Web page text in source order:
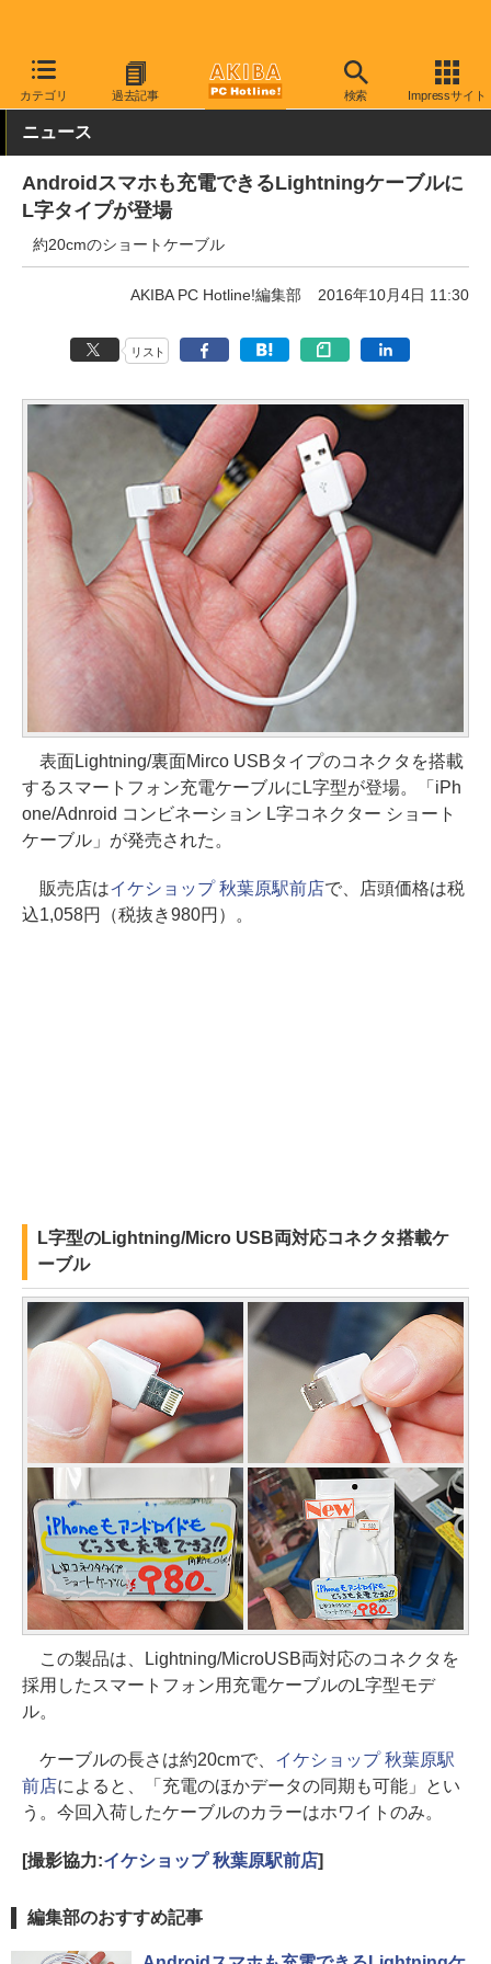
カテゴリ 過去記事 検索 Impressサイト
AKIBA PC Hotline! PC周辺機器 ケーブル Lightningケーブル
ニュース
Androidスマホも充電できるLightningケーブルに
L字タイプが登場
約20cmのショートケーブル
AKIBA PC Hotline!編集部 2016年10月4日 11:30
リスト
表面Lightning/裏面Mirco USBタイプのコネクタを搭載
するスマートフォン充電ケーブルにL字型が登場。「iPh
one/Adnroid コンビネーション L字コネクター ショート
ケーブル」が発売された。
販売店はイケショップ 秋葉原駅前店で、店頭価格は税
込1,058円（税抜き980円）。
L字型のLightning/Micro USB両対応コネクタ搭載ケ
ーブル
この製品は、Lightning/MicroUSB両対応のコネクタを
採用したスマートフォン用充電ケーブルのL字型モデ
ル。
ケーブルの長さは約20cmで、 イケショップ 秋葉原駅
前店によると、「充電のほかデータの同期も可能」とい
う。今回入荷したケーブルのカラーはホワイトのみ。
[撮影協力:イケショップ 秋葉原駅前店]
編集部のおすすめ記事